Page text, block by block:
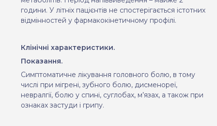
години. У літніх пацієнтів не спостерігається істотних
відмінностей у фармакокінетичному профілі.
Клінічні характеристики.
Показання.
Симптоматичне лікування головного болю, в тому
числі при мігрені, зубного болю, дисменореї,
невралгії, болю у спині, суглобах, м’язах, а також при
ознаках застуди і грипу.